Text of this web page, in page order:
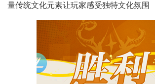
量传统文化元素让玩家感受独特文化氛围